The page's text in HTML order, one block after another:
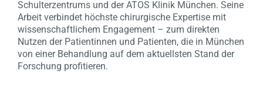
Schulterzentrums und der ATOS Klinik München. Seine
Arbeit verbindet höchste chirurgische Expertise mit
wissenschaftlichem Engagement – zum direkten
Nutzen der Patientinnen und Patienten, die in München
von einer Behandlung auf dem aktuellsten Stand der
Forschung profitieren.